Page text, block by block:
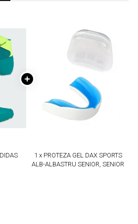
1 x PROTEZA GEL DAX SPORTS
ALB-ALBASTRU SENIOR, SENIOR